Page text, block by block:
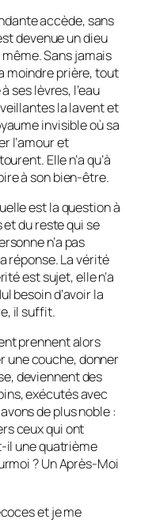
accède, sans
devenue un dieu
Sans jamais
moindre prière, tout
ses lèvres, l’eau
la lavent et
invisible où sa
l’amour et
Elle n’a qu’à
à son bien-être.
est la question à
et du reste qui se
n’a pas
réponse. La vérité
est sujet, elle n’a
besoin d’avoir la
il suffit.
prennent alors
une couche, donner
deviennent des
exécutés avec
de plus noble :
ceux qui ont
il une quatrième
? Un Après-Moi
et je me